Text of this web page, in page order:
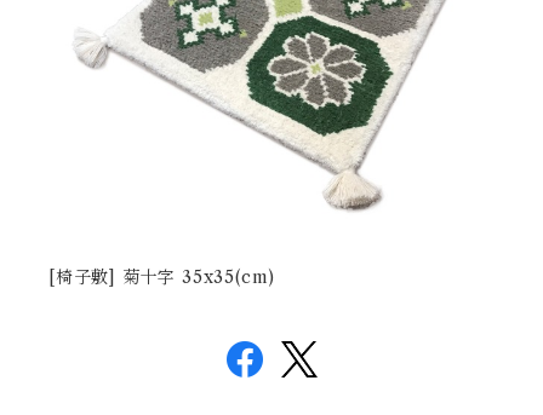
[椅子敷] 菊十字 35x35(cm)